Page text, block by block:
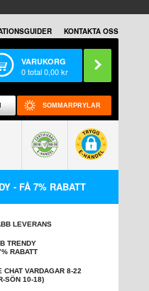
KONTAKTA OSS
VARUKORG
0total0,00kr
SOMMARPRYLAR
- FÅ 7% RABATT
LEVERANS
TRENDY
RABATT
CHAT VARDAGAR 8-22
SÖN 10-18)